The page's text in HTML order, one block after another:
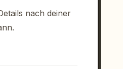
nach deiner